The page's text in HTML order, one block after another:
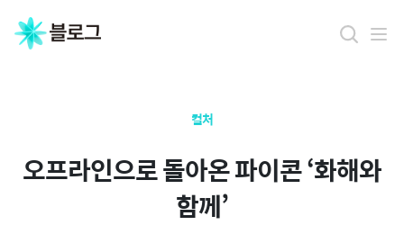
컬처
오프라인으로 돌아온 파이콘 ‘화해와
함께’